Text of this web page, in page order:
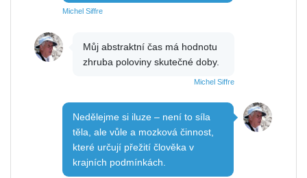
Michel Siffre
Můj abstraktní čas má hodnotu
zhruba poloviny skutečné doby.
Michel Siffre
Nedělejme si iluze – není to síla
těla, ale vůle a mozková činnost,
které určují přežití člověka v
krajních podmínkách.